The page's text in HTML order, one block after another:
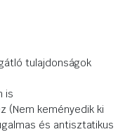
tulajdonságok
is
(Nem keményedik ki
és antisztatikus